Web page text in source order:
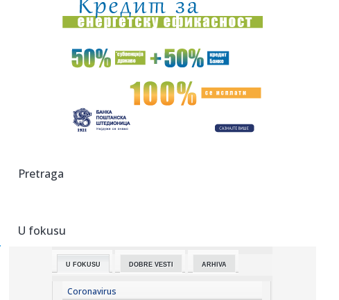
20:31:Iran postavio uslove za otvaranje Ormuskog moreuza
20:29:Muzičar poginuo u stravičnoj nesreći sa traktorom,
porodica ne...
Vučić obilazi radove na rekonstrukciji Starog železničkog
20:25:Vučić: Teško je voditi balansiranu politiku, ali teške
20:17:
20:12:
RATKOV NA IZLAZNIM VRATIMA: Gatuzo mora da preseče
Pretraga
U fokusu
U FOKUSU DOBRE VESTI ARHIVA
Coronavirus